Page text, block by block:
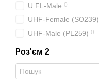
U.FL-Male 0
UHF-Female (SO239)
UHF-Male (PL259) 0
Роз'єм 2